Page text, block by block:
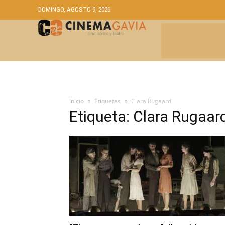
DOMINGO, AGOSTO 9, 2026
Inicio Etiquetas Clara Rugaard
Etiqueta: Clara